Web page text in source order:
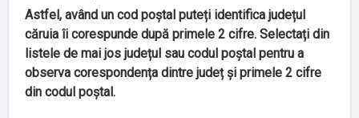
Astfel, având un cod poștal puteți identifica județul
căruia îi corespunde după primele 2 cifre. Selectați din
listele de mai jos județul sau codul poștal pentru a
observa corespondența dintre județ și primele 2 cifre
din codul poștal.